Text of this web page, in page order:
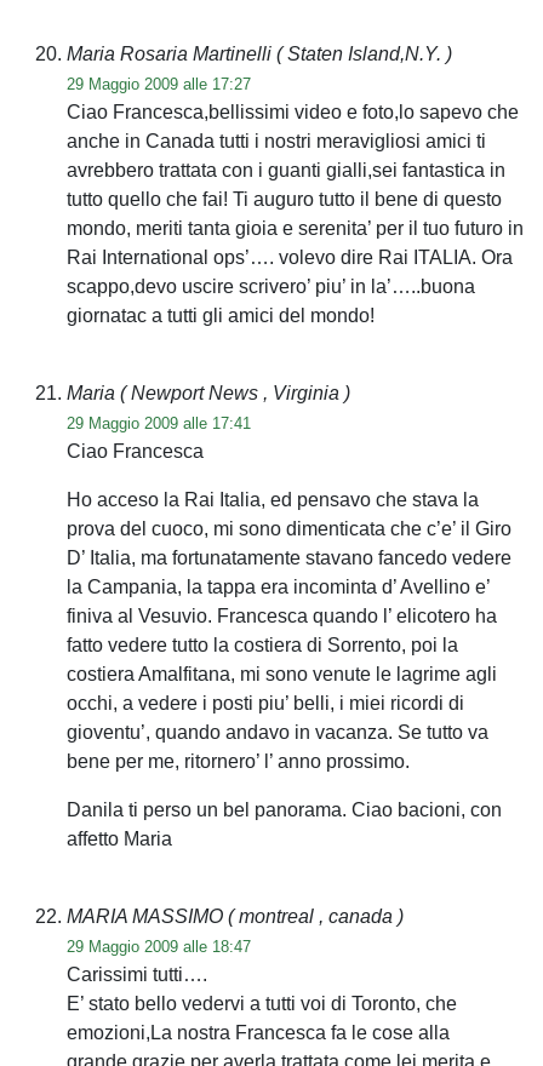
Maria Rosaria Martinelli ( Staten Island,N.Y. )
29 Maggio 2009 alle 17:27
Ciao Francesca,bellissimi video e foto,lo sapevo che
anche in Canada tutti i nostri meravigliosi amici ti
avrebbero trattata con i guanti gialli,sei fantastica in
tutto quello che fai! Ti auguro tutto il bene di questo
mondo, meriti tanta gioia e serenita’ per il tuo futuro in
Rai International ops’…. volevo dire Rai ITALIA. Ora
scappo,devo uscire scrivero’ piu’ in la’…..buona
giornatac a tutti gli amici del mondo!
Maria ( Newport News , Virginia )
29 Maggio 2009 alle 17:41
Ciao Francesca
Ho acceso la Rai Italia, ed pensavo che stava la
prova del cuoco, mi sono dimenticata che c’e’ il Giro
D’ Italia, ma fortunatamente stavano fancedo vedere
la Campania, la tappa era incominta d’ Avellino e’
finiva al Vesuvio. Francesca quando l’ elicotero ha
fatto vedere tutto la costiera di Sorrento, poi la
costiera Amalfitana, mi sono venute le lagrime agli
occhi, a vedere i posti piu’ belli, i miei ricordi di
gioventu’, quando andavo in vacanza. Se tutto va
bene per me, ritornero’ l’ anno prossimo.
Danila ti perso un bel panorama. Ciao bacioni, con
affetto Maria
MARIA MASSIMO ( montreal , canada )
29 Maggio 2009 alle 18:47
Carissimi tutti….
E’ stato bello vedervi a tutti voi di Toronto, che
emozioni,La nostra Francesca fa le cose alla